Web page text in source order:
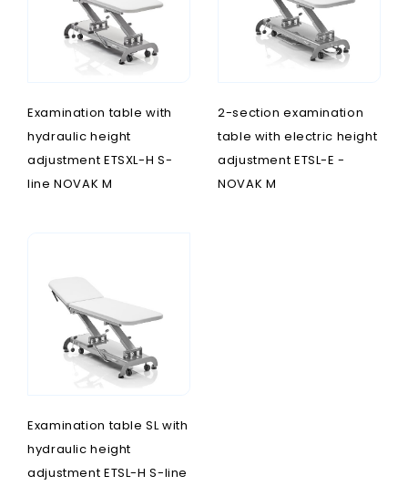
Examination table with
hydraulic height
adjustment ETSXL-H S-
line NOVAK M
2-section examination
table with electric height
adjustment ETSL-E -
NOVAK M
Examination table SL with
hydraulic height
adjustment ETSL-H S-line